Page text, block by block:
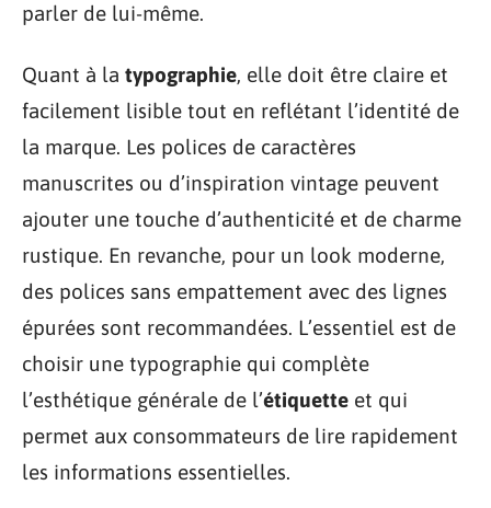
parler de lui-même.
Quant à la typographie, elle doit être claire et
facilement lisible tout en reflétant l’identité de
la marque. Les polices de caractères
manuscrites ou d’inspiration vintage peuvent
ajouter une touche d’authenticité et de charme
rustique. En revanche, pour un look moderne,
des polices sans empattement avec des lignes
épurées sont recommandées. L’essentiel est de
choisir une typographie qui complète
l’esthétique générale de l’étiquette et qui
permet aux consommateurs de lire rapidement
les informations essentielles.